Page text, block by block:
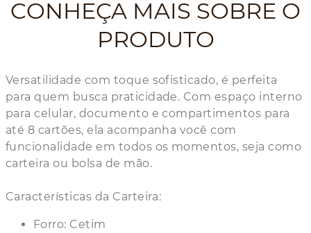
CONHEÇA MAIS SOBRE O
PRODUTO
Versatilidade com toque sofisticado, é perfeita
para quem busca praticidade. Com espaço interno
para celular, documento e compartimentos para
até 8 cartões, ela acompanha você com
funcionalidade em todos os momentos, seja como
carteira ou bolsa de mão.
Características da Carteira:
Forro: Cetim